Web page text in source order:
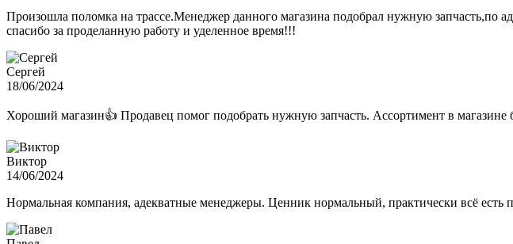
Произошла поломка на трассе.Менеджер данного магазина подобрал нужную запчасть,по
спасибо за проделанную работу и уделенное время!!!
Сергей
18/06/2024
Хороший магазин👍 Продавец помог подобрать нужную запчасть. Ассортимент в магазине
Виктор
14/06/2024
Нормальная компания, адекватные менеджеры. Ценник нормальный, практически всё есть